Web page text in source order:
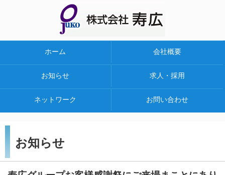
ホーム 会社概要
お知らせ 求人・採用
ネットワーク お問い合わせ
お知らせ